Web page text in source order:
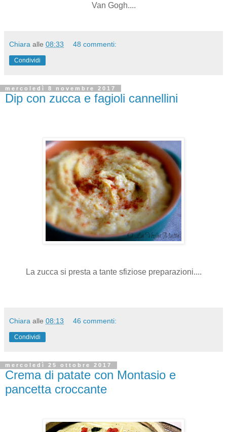
Van Gogh....
Chiara alle 08:33 48 commenti:
Condividi
mercoledì 8 novembre 2017
Dip con zucca e fagioli cannellini
La zucca si presta a tante sfiziose preparazioni....
Chiara alle 08:13 46 commenti:
Condividi
mercoledì 25 ottobre 2017
Crema di patate con Montasio e
pancetta croccante